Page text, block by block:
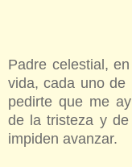
Padre celestial,
vida, cada uno de
pedirte que me
de la tristeza y
impiden avanzar.